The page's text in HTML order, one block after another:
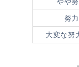
努
大変な努